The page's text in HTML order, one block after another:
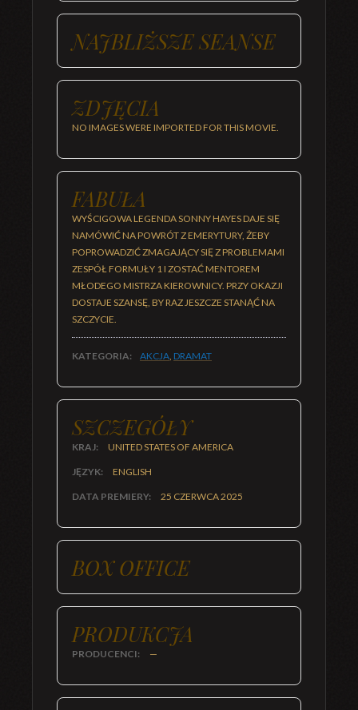
NAJBLIŻSZE SEANSE
ZDJĘCIA
NO IMAGES WERE IMPORTED FOR THIS MOVIE.
FABUŁA
WYŚCIGOWA LEGENDA SONNY HAYES DAJE SIĘ
NAMÓWIĆ NA POWRÓT Z EMERYTURY, ŻEBY
POPROWADZIĆ ZMAGAJĄCY SIĘ Z PROBLEMAMI
ZESPÓŁ FORMUŁY 1 I ZOSTAĆ MENTOREM
MŁODEGO MISTRZA KIEROWNICY. PRZY OKAZJI
DOSTAJE SZANSĘ, BY RAZ JESZCZE STANĄĆ NA
SZCZYCIE.
KATEGORIA: AKCJA, DRAMAT
SZCZEGÓŁY
KRAJ: UNITED STATES OF AMERICA
JĘZYK: ENGLISH
DATA PREMIERY: 25 CZERWCA 2025
BOX OFFICE
PRODUKCJA
PRODUCENCI: —